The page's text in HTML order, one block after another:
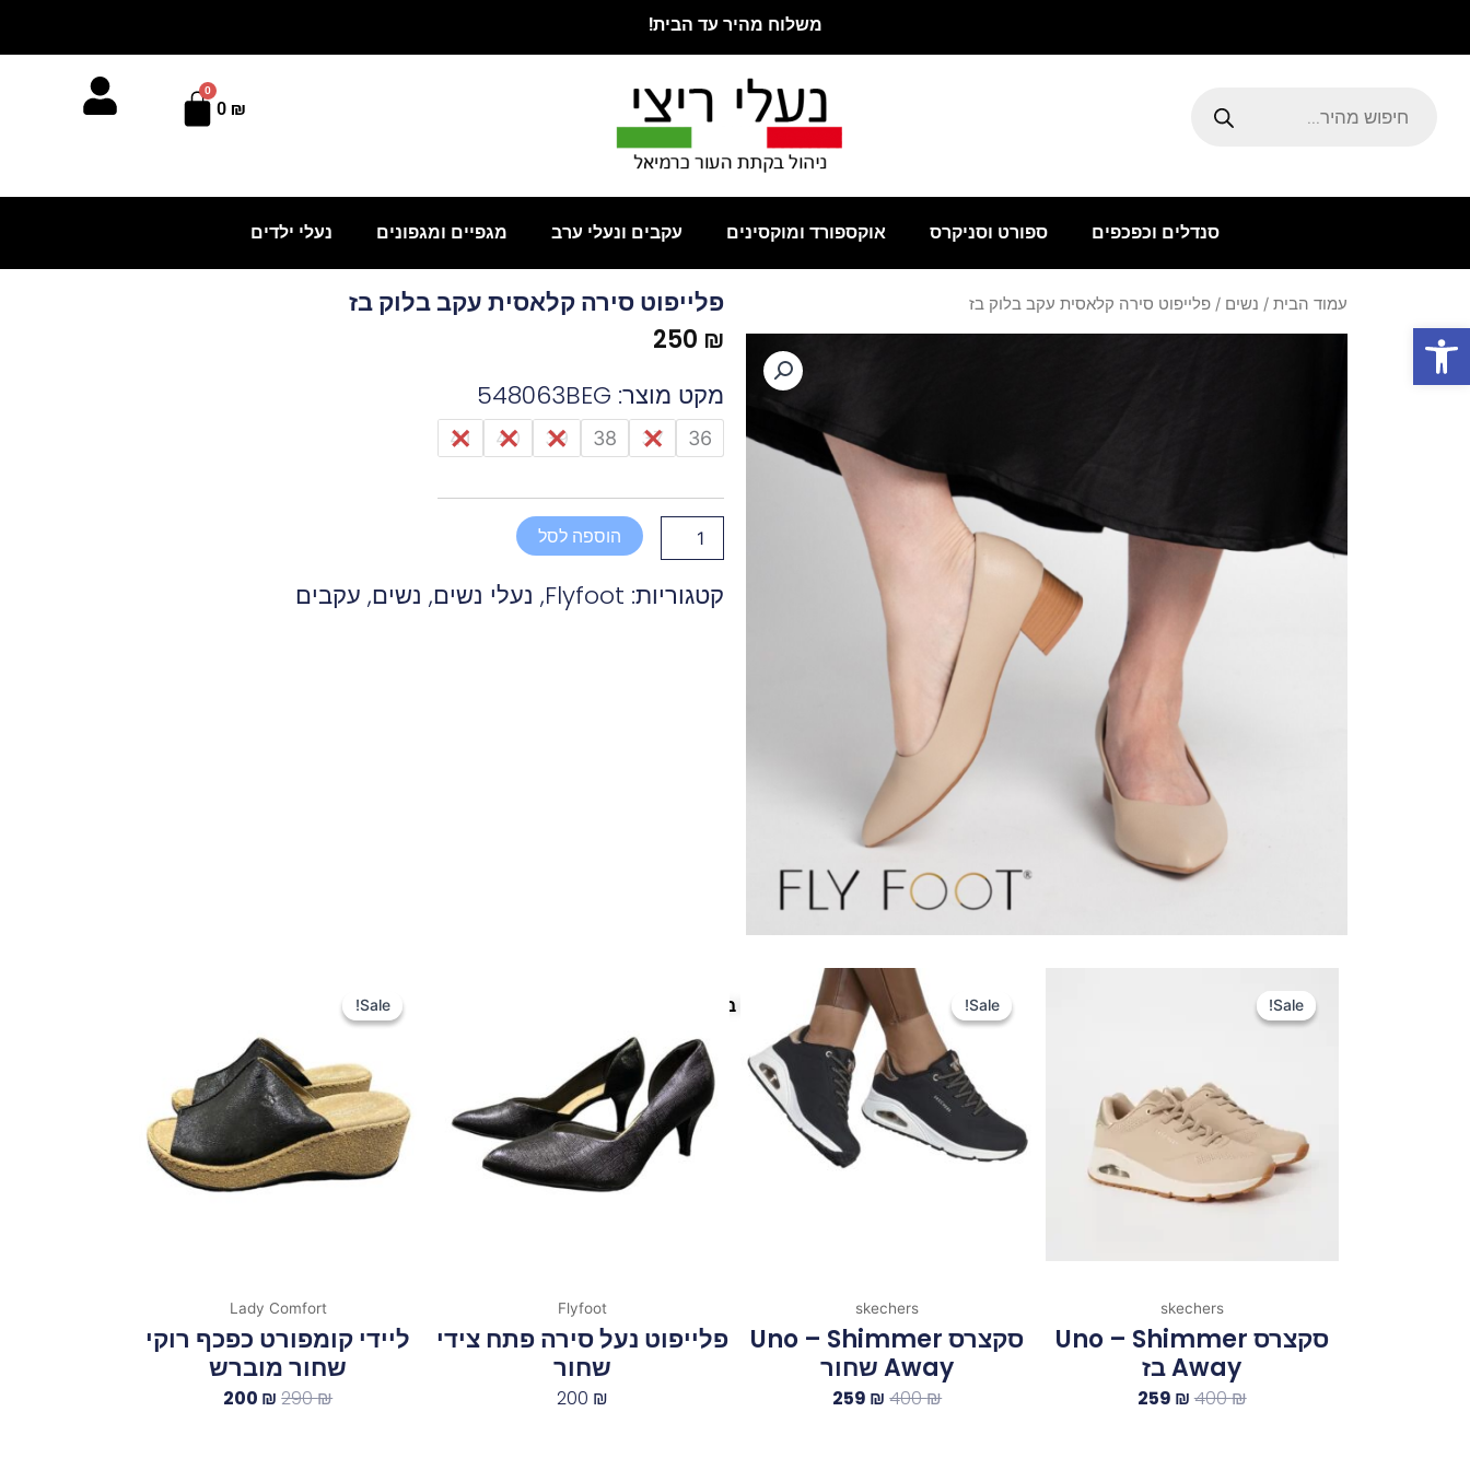
פתח סרגל נגישות
משלוח מהיר עד הבית!
0 ₪
0
עגלת
סנדלים וכפכפים ספורט וסניקרס אוקספורד ומוקסינים עקבים ונעלי ערב מגפיים ומגפונים נעלי ילדים
עמוד הבית / נשים / פלייפוט סירה קלאסית עקב בלוק בז
פלייפוט סירה קלאסית עקב בלוק בז
250 ₪
מקט מוצר: 548063BEG
36
37
38
39
40
41
כמות
של
עקב
הוספה לסל
קטגוריות: Flyfoot
, נעלי נשים, נשים, עקבים
פריטים נוספים במיוחד בשבילך Sale!
Sale!
skechers
סקצרס Uno – Shimmer
Away בז
400₪
259 ₪
Sale!
Sale!
skechers
סקצרס Uno – Shimmer
Away שחור
400₪
המחיר
המקורי
היה:
400 ₪.
259 ₪
המחיר
הנוכחי
הוא:
259 ₪.
Flyfoot
פלייפוט נעל סירה פתח צידי
שחור
200 ₪
Sale!
Sale!
Lady Comfort
ליידי קומפורט כפכף רוקי
שחור מוברש
290₪
היה:
290 ₪.
200 ₪